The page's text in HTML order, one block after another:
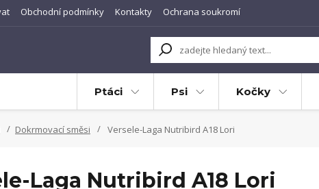
Obchodní podmínky Kontakty Ochrana soukromí
Ptáci Psi Kočky
Dokrmovací směsi Versele-Laga Nutribird A18 Lori
Laga Nutribird A18 Lori